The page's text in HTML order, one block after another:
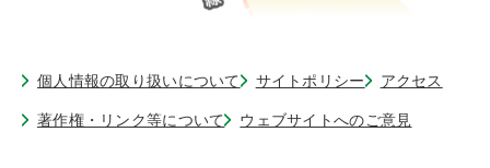
個人情報の取り扱いについて サイトポリシー アクセス
著作権・リンク等について ウェブサイトへのご意見